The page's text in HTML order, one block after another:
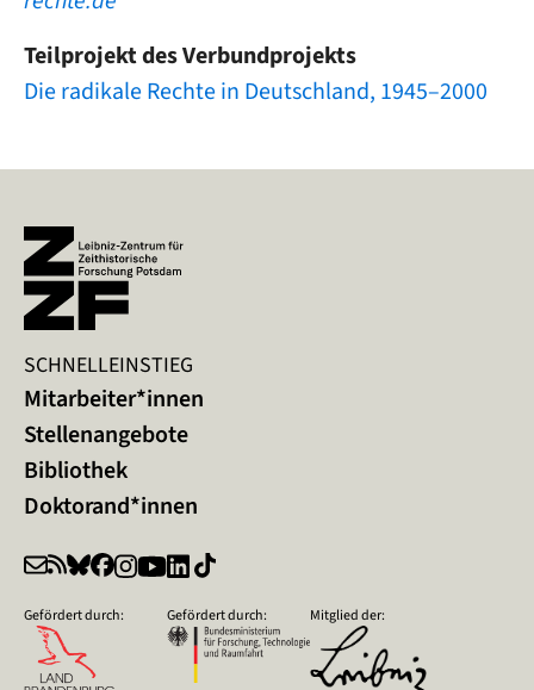
Teilprojekt des Verbundprojekts
Die radikale Rechte in Deutschland, 1945–2000
SCHNELLEINSTIEG
Mitarbeiter*innen
Stellenangebote
Bibliothek
Doktorand*innen
Gefördert durch: Gefördert durch: Mitglied der: